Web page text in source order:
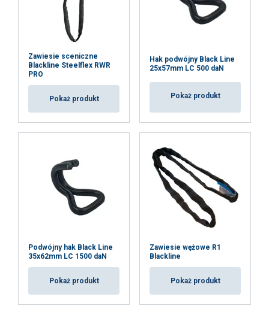
Zawiesie sceniczne
Blackline Steelflex RWR
PRO
Pokaż produkt
Hak podwójny Black Line
25x57mm LC 500 daN
Pokaż produkt
Podwójny hak Black Line
35x62mm LC 1500 daN
Pokaż produkt
Zawiesie wężowe R1
Blackline
Pokaż produkt